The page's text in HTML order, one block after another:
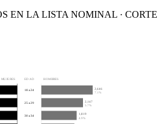
EN LA LISTA NOMINAL · CORTE
MUJERES EDAD HOMBRES
2,646
7.1%
18 a 24
2,147
5.7%
25 a 29
1,819
4.9%
30 a 34